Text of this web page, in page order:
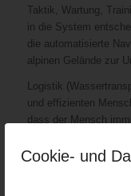
Cookie- und
Taktik, Wartung,
in die System
die automatisierte
alpinen Gelände zur
Logistik
und effizienten
dass der Mensch
delegieren kann. Für